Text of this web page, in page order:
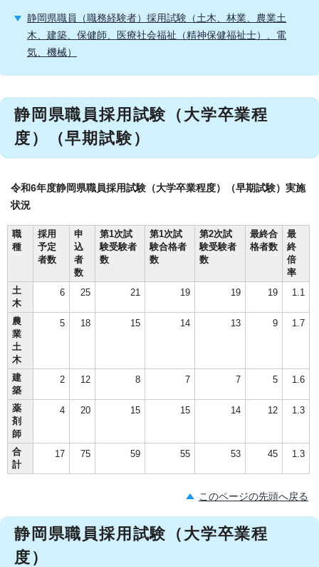
静岡県職員（職務経験者）採用試験（土木、林業、農業土
木、建築、保健師、医療社会福祉（精神保健福祉士）、電
気、機械）
静岡県職員採用試験（大学卒業程
度）（早期試験）
令和6年度静岡県職員採用試験（大学卒業程度）（早期試験）実施
状況
職
種
採用
予定
者数
申
込
者
数
第1次試
験受験者
数
第1次試
験合格者
数
第2次試
験受験者
数
最終合
格者数
最
終
倍
率
土
木
6 25 21 19 19 19 1.1
農
業
土
木
5 18 15 14 13 9 1.7
建
築
2 12 8 7 7 5 1.6
薬
剤
師
4 20 15 15 14 12 1.3
合
計
17 75 59 55 53 45 1.3
このページの先頭へ戻る
静岡県職員採用試験（大学卒業程
度）